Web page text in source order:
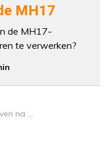
MH17
de MH17-
te verwerken?
Rouwen en leven na de MH17